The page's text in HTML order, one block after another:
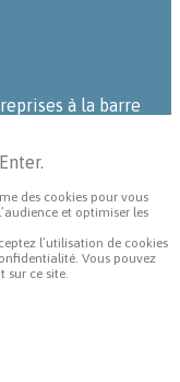
à la barre
des cookies pour vous
et optimiser les
l’utilisation de cookies
Vous pouvez
ce site.